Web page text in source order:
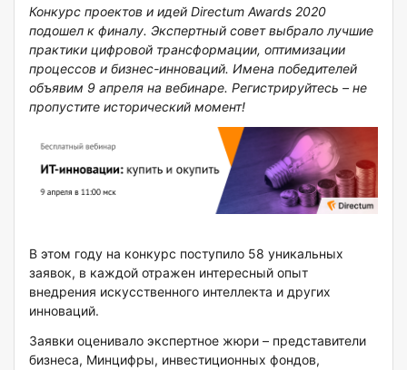
Конкурс проектов и идей Directum Awards 2020
подошел к финалу. Экспертный совет выбрало лучшие
практики цифровой трансформации, оптимизации
процессов и бизнес-инноваций. Имена победителей
объявим 9 апреля на вебинаре. Регистрируйтесь – не
пропустите исторический момент!
В этом году на конкурс поступило 58 уникальных
заявок, в каждой отражен интересный опыт
внедрения искусственного интеллекта и других
инноваций.
Заявки оценивало экспертное жюри – представители
бизнеса, Минцифры, инвестиционных фондов,